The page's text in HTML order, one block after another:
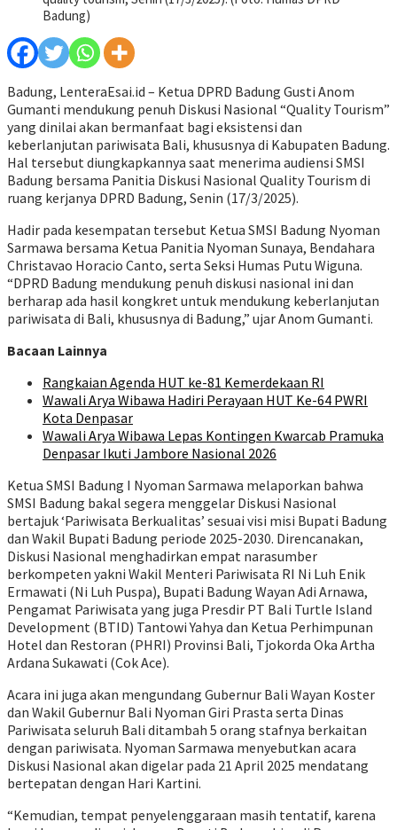
Badung)
Badung, LenteraEsai.id – Ketua DPRD Badung Gusti Anom
Gumanti mendukung penuh Diskusi Nasional “Quality Tourism”
yang dinilai akan bermanfaat bagi eksistensi dan
keberlanjutan pariwisata Bali, khususnya di Kabupaten Badung.
Hal tersebut diungkapkannya saat menerima audiensi SMSI
Badung bersama Panitia Diskusi Nasional Quality Tourism di
ruang kerjanya DPRD Badung, Senin (17/3/2025).
Hadir pada kesempatan tersebut Ketua SMSI Badung Nyoman
Sarmawa bersama Ketua Panitia Nyoman Sunaya, Bendahara
Christavao Horacio Canto, serta Seksi Humas Putu Wiguna.
“DPRD Badung mendukung penuh diskusi nasional ini dan
berharap ada hasil kongkret untuk mendukung keberlanjutan
pariwisata di Bali, khususnya di Badung,” ujar Anom Gumanti.
Bacaan Lainnya
Rangkaian Agenda HUT ke-81 Kemerdekaan RI
Wawali Arya Wibawa Hadiri Perayaan HUT Ke-64 PWRI
Kota Denpasar
Wawali Arya Wibawa Lepas Kontingen Kwarcab Pramuka
Denpasar Ikuti Jambore Nasional 2026
Ketua SMSI Badung I Nyoman Sarmawa melaporkan bahwa
SMSI Badung bakal segera menggelar Diskusi Nasional
bertajuk ‘Pariwisata Berkualitas’ sesuai visi misi Bupati Badung
dan Wakil Bupati Badung periode 2025-2030. Direncanakan,
Diskusi Nasional menghadirkan empat narasumber
berkompeten yakni Wakil Menteri Pariwisata RI Ni Luh Enik
Ermawati (Ni Luh Puspa), Bupati Badung Wayan Adi Arnawa,
Pengamat Pariwisata yang juga Presdir PT Bali Turtle Island
Development (BTID) Tantowi Yahya dan Ketua Perhimpunan
Hotel dan Restoran (PHRI) Provinsi Bali, Tjokorda Oka Artha
Ardana Sukawati (Cok Ace).
Acara ini juga akan mengundang Gubernur Bali Wayan Koster
dan Wakil Gubernur Bali Nyoman Giri Prasta serta Dinas
Pariwisata seluruh Bali ditambah 5 orang stafnya berkaitan
dengan pariwisata. Nyoman Sarmawa menyebutkan acara
Diskusi Nasional akan digelar pada 21 April 2025 mendatang
bertepatan dengan Hari Kartini.
“Kemudian, tempat penyelenggaraan masih tentatif, karena